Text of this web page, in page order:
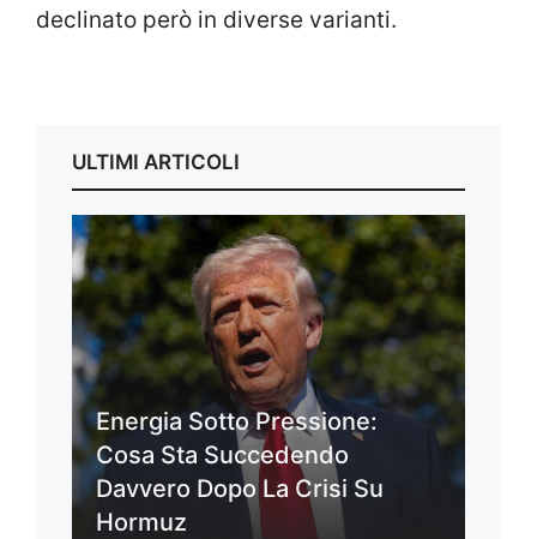
declinato però in diverse varianti.
ULTIMI ARTICOLI
Energia Sotto Pressione:
Cosa Sta Succedendo
Davvero Dopo La Crisi Su
Hormuz